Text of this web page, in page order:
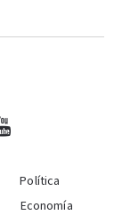
Política
Economía